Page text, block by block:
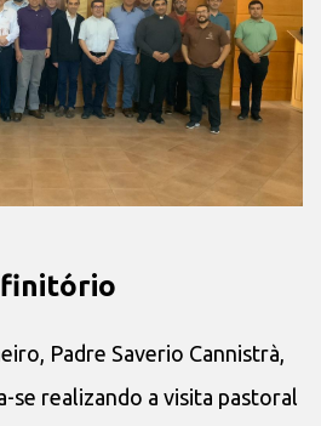
Padre Saverio Cannistrà,
se realizando a visita pastoral